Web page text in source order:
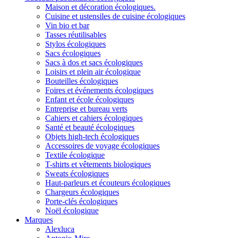
Maison et décoration écologiques.
Cuisine et ustensiles de cuisine écologiques
Vin bio et bar
Tasses réutilisables
Stylos écologiques
Sacs écologiques
Sacs à dos et sacs écologiques
Loisirs et plein air écologique
Bouteilles écologiques
Foires et événements écologiques
Enfant et école écologiques
Entreprise et bureau verts
Cahiers et cahiers écologiques
Santé et beauté écologiques
Objets high-tech écologiques
Accessoires de voyage écologiques
Textile écologique
T-shirts et vêtements biologiques
Sweats écologiques
Haut-parleurs et écouteurs écologiques
Chargeurs écologiques
Porte-clés écologiques
Noël écologique
Marques
Alexluca